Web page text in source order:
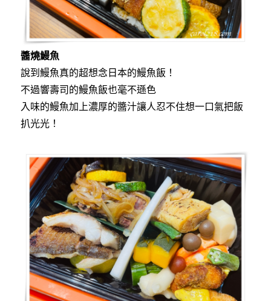
醬燒鰻魚
說到鰻魚真的超想念日本的鰻魚飯！
不過響壽司的鰻魚飯也毫不遜色
入味的鰻魚加上濃厚的醬汁讓人忍不住想一口氣把飯
扒光光！